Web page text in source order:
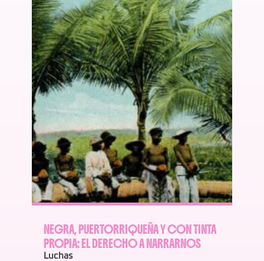
NEGRA, PUERTORRIQUEÑA Y CON TINTA
PROPIA: EL DERECHO A NARRARNOS
Luchas